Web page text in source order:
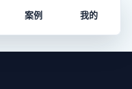
案例 我的